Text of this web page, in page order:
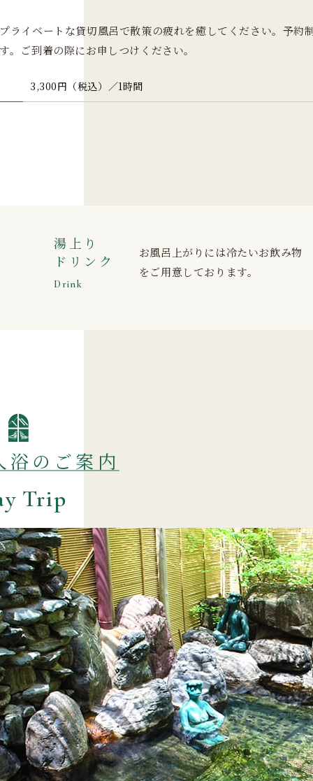
ライベートな貸切風呂で散策の疲れを癒してください。予約
。ご到着の際にお申しつけください。
3,300円（税込）／1時間
湯上り
ドリンク
Drink
お風呂上がりには冷たいお飲み物
をご用意しております。
浴のご案内
Trip